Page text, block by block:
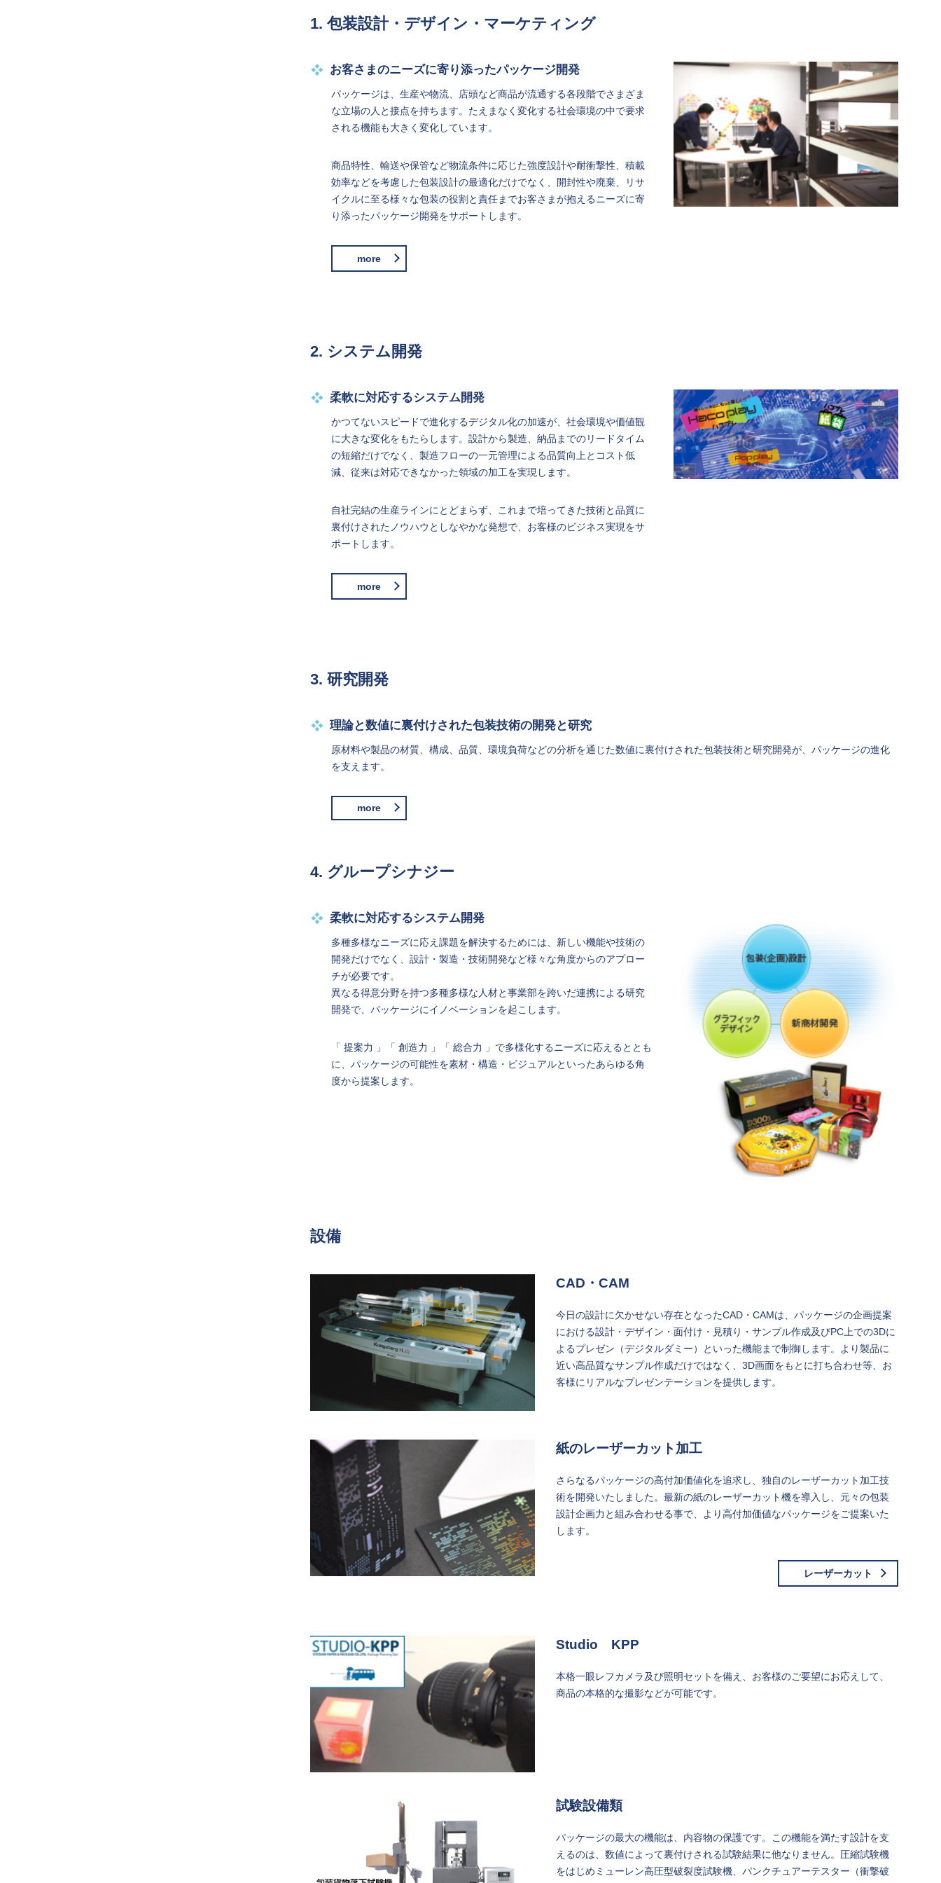
1. 包装設計・デザイン・マーケティング
お客さまのニーズに寄り添ったパッケージ開発
パッケージは、生産や物流、店頭など商品が流通する各段階でさまざま
な立場の人と接点を持ちます。たえまなく変化する社会環境の中で要求
される機能も大きく変化しています。
商品特性、輸送や保管など物流条件に応じた強度設計や耐衝撃性、積載
効率などを考慮した包装設計の最適化だけでなく、開封性や廃棄、リサ
イクルに至る様々な包装の役割と責任までお客さまが抱えるニーズに寄
り添ったパッケージ開発をサポートします。
more
2. システム開発
柔軟に対応するシステム開発
かつてないスピードで進化するデジタル化の加速が、社会環境や価値観
に大きな変化をもたらします。設計から製造、納品までのリードタイム
の短縮だけでなく、製造フローの一元管理による品質向上とコスト低
減、従来は対応できなかった領域の加工を実現します。
自社完結の生産ラインにとどまらず、これまで培ってきた技術と品質に
裏付けされたノウハウとしなやかな発想で、お客様のビジネス実現をサ
ポートします。
more
3. 研究開発
理論と数値に裏付けされた包装技術の開発と研究
原材料や製品の材質、構成、品質、環境負荷などの分析を通じた数値に裏付けされた包装技術と研究開発が、パッケージの進化
を支えます。
more
4. グループシナジー
柔軟に対応するシステム開発
多種多様なニーズに応え課題を解決するためには、新しい機能や技術の
開発だけでなく、設計・製造・技術開発など様々な角度からのアプロー
チが必要です。
異なる得意分野を持つ多種多様な人材と事業部を跨いだ連携による研究
開発で、パッケージにイノベーションを起こします。
「 提案力 」「 創造力 」「 総合力 」で多様化するニーズに応えるととも
に、パッケージの可能性を素材・構造・ビジュアルといったあらゆる角
度から提案します。
設備
CAD・CAM
今日の設計に欠かせない存在となったCAD・CAMは、パッケージの企画提案
における設計・デザイン・面付け・見積り・サンプル作成及びPC上での3Dに
よるプレゼン（デジタルダミー）といった機能まで制御します。より製品に
近い高品質なサンプル作成だけではなく、3D画面をもとに打ち合わせ等、お
客様にリアルなプレゼンテーションを提供します。
紙のレーザーカット加工
さらなるパッケージの高付加価値化を追求し、独自のレーザーカット加工技
術を開発いたしました。最新の紙のレーザーカット機を導入し、元々の包装
設計企画力と組み合わせる事で、より高付加価値なパッケージをご提案いた
します。
レーザーカット
Studio KPP
本格一眼レフカメラ及び照明セットを備え、お客様のご要望にお応えして、
商品の本格的な撮影などが可能です。
試験設備類
パッケージの最大の機能は、内容物の保護です。この機能を満たす設計を支
えるのは、数値によって裏付けされる試験結果に他なりません。圧縮試験機
をはじめミューレン高圧型破裂度試験機、パンクチュアーテスター（衝撃破